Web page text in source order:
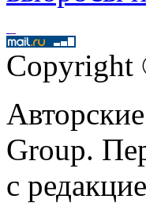
Copyright
Group.
с